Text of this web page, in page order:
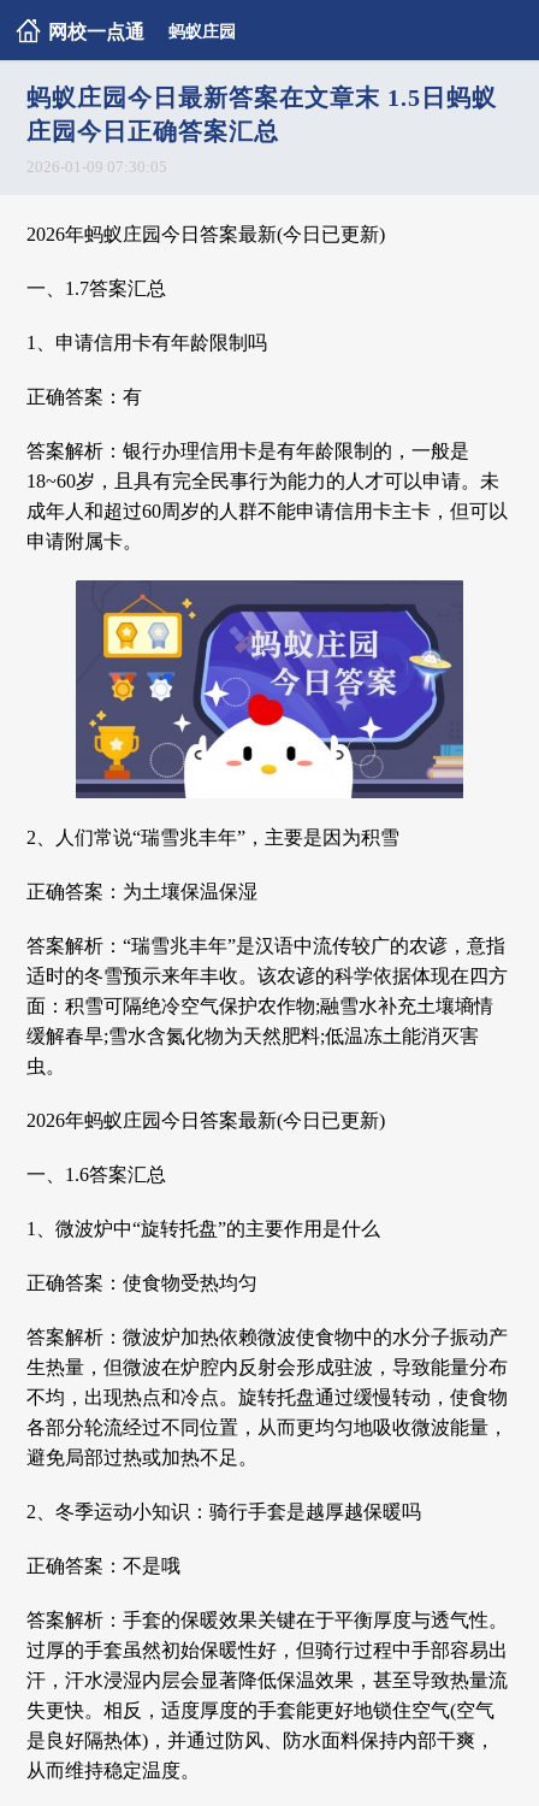
网校一点通 蚂蚁庄园
蚂蚁庄园今日最新答案在文章末 1.5日蚂蚁
庄园今日正确答案汇总
2026-01-09 07:30:05
2026年蚂蚁庄园今日答案最新(今日已更新)
一、1.7答案汇总
1、申请信用卡有年龄限制吗
正确答案：有
答案解析：银行办理信用卡是有年龄限制的，一般是
18~60岁，且具有完全民事行为能力的人才可以申请。未
成年人和超过60周岁的人群不能申请信用卡主卡，但可以
申请附属卡。
2、人们常说“瑞雪兆丰年”，主要是因为积雪
正确答案：为土壤保温保湿
答案解析：“瑞雪兆丰年”是汉语中流传较广的农谚，意指
适时的冬雪预示来年丰收。该农谚的科学依据体现在四方
面：积雪可隔绝冷空气保护农作物;融雪水补充土壤墒情
缓解春旱;雪水含氮化物为天然肥料;低温冻土能消灭害
虫。
2026年蚂蚁庄园今日答案最新(今日已更新)
一、1.6答案汇总
1、微波炉中“旋转托盘”的主要作用是什么
正确答案：使食物受热均匀
答案解析：‌‌微波炉加热依赖微波使食物中的水分子振动产
生热量，但微波在炉腔内反射会形成驻波，导致能量分布
不均，出现热点和冷点。‌旋转托盘通过缓慢转动，使食物
各部分轮流经过不同位置，从而更均匀地吸收微波能量，
避免局部过热或加热不足。‌
2、冬季运动小知识：骑行手套是越厚越保暖吗
正确答案：不是哦
答案解析：‌手套的保暖效果关键在于平衡厚度与透气性。‌
过厚的手套虽然初始保暖性好，但骑行过程中手部容易出
汗，汗水浸湿内层会‌显著降低保温效果‌，甚至导致热量流
失更快。相反，‌适度厚度‌的手套能更好地锁住空气(空气
是良好隔热体)，并通过防风、防水面料保持内部干爽，
从而维持稳定温度。‌